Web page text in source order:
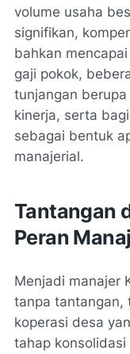
volume usaha
signifikan,
bahkan
gaji pokok,
tunjangan
kinerja, serta
sebagai bentuk
manajerial.
Tantangan
Peran
Menjadi manajer
tanpa tantangan,
koperasi desa
tahap